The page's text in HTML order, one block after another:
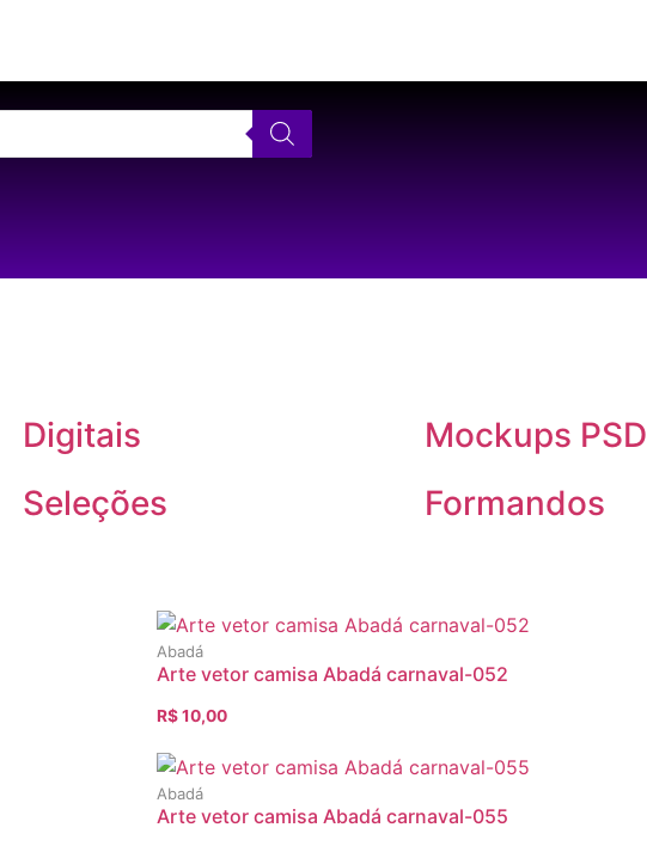
Digitais Mockups PSD
Seleções Formandos
Abadá
Arte vetor camisa Abadá carnaval-052
O
preço
original
era:
R$ 12,00.
R$10,00
O
preço
atual
é:
R$ 10,00.
Abadá
Arte vetor camisa Abadá carnaval-055